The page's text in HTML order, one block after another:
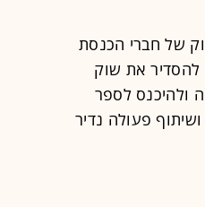
של חברי הכנסת
להסדיר את שוק
ולהיכנס לספר
פעולה נדיר